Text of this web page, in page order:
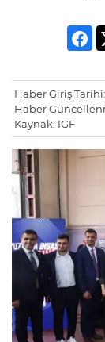
Haber Giriş
Haber
Kaynak: IGF